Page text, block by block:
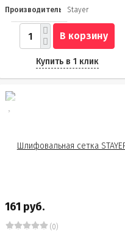
Производитель Stayer
В корзину
Купить в 1 клик
161 руб.
(0)